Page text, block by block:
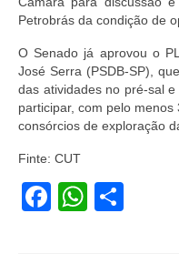
Petrobrás da condição de
O Senado já aprovou o
José Serra (PSDB-SP),
das atividades no pré-sal
participar, com pelo
consórcios de exploração
Finte: CUT
Facebook